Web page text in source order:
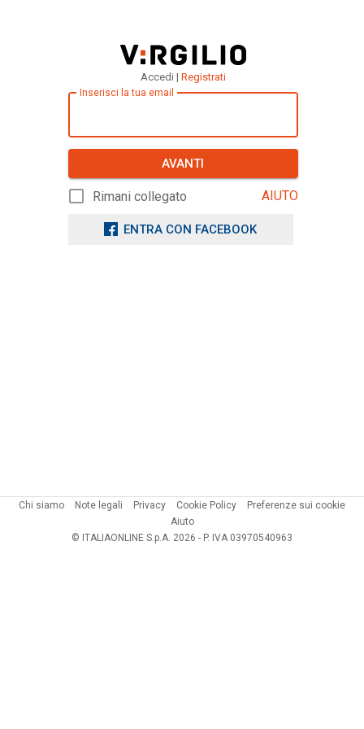
Accedi | Registrati
Inserisci la tua email
AVANTI
Rimani collegato AIUTO
ENTRA CON FACEBOOK
Chi siamo Note legali Privacy Cookie Policy
Preferenze sui cookie
Aiuto
© ITALIAONLINE S.p.A. 2026 - P. IVA 03970540963